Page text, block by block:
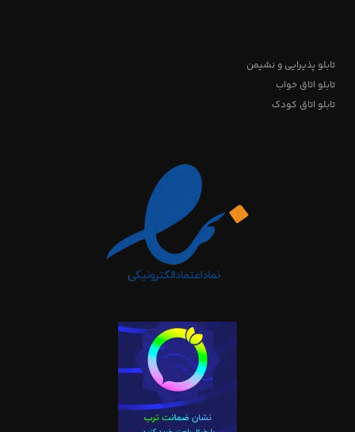
تابلو پذیرایی و نشیمن
تابلو اتاق خواب
تابلو اتاق کودک